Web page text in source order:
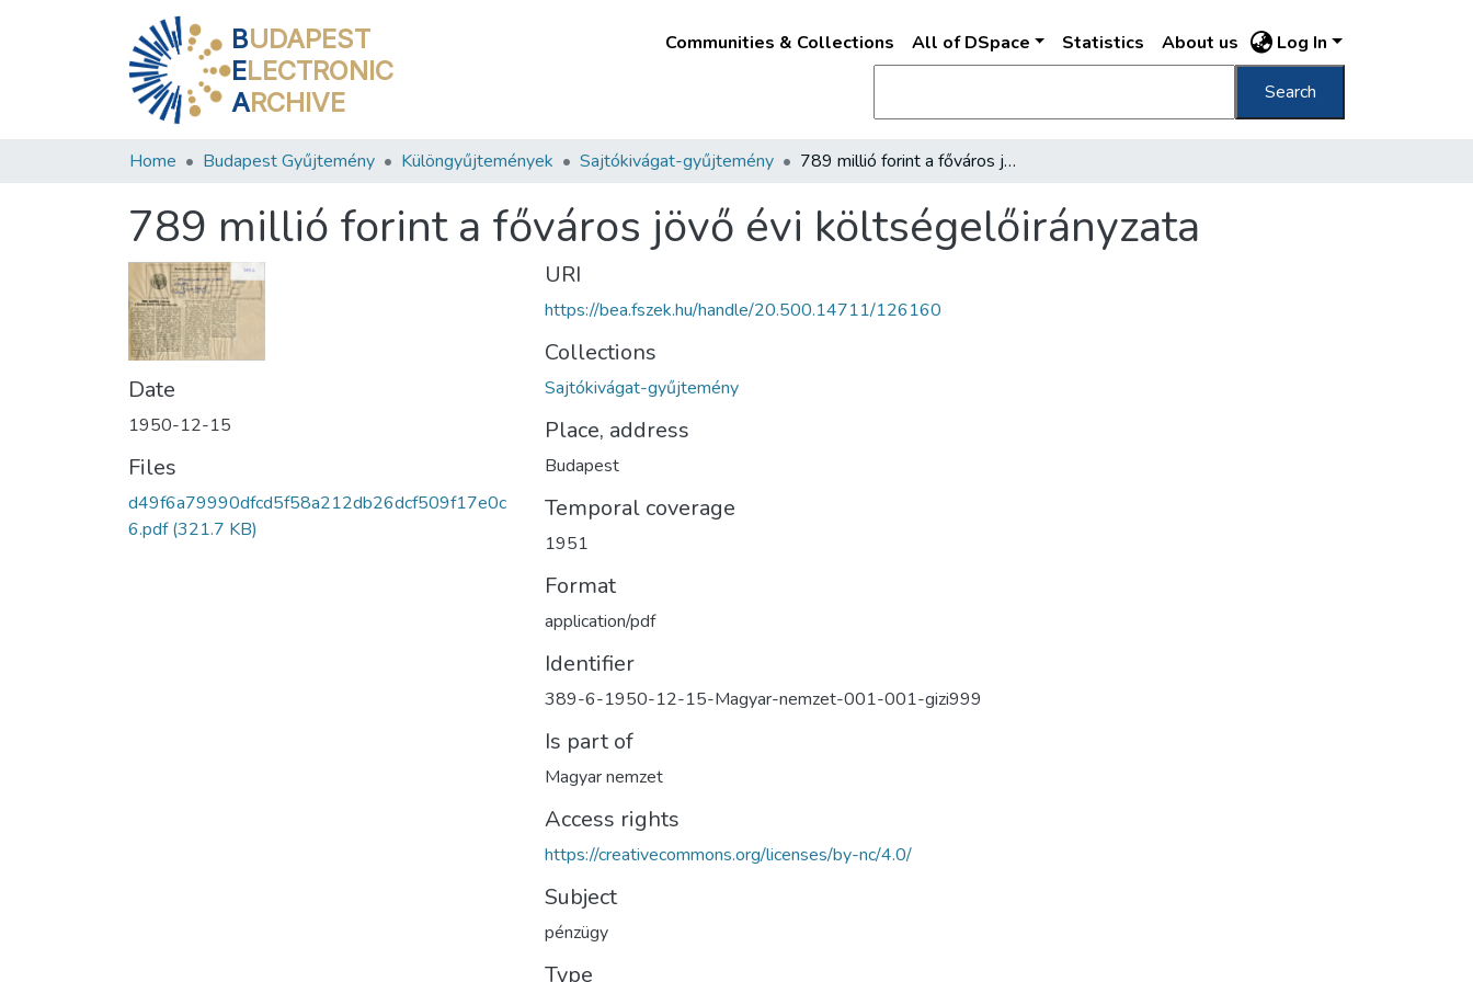
BUDAPEST
ELECTRONIC
ARCHIVE
Communities & Collections All of DSpace Statistics About us Log In
Search
Home Budapest Gyűjtemény Különgyűjtemények Sajtókivágat-gyűjtemény 789 millió forint a főváros jövő évi költségelőirányzata
789 millió forint a főváros jövő évi költségelőirányzata
Date
1950-12-15
Files
d49f6a79990dfcd5f58a212db26dcf509f17e0c
6.pdf(321.7 KB)
URI
https://bea.fszek.hu/handle/20.500.14711/126160
Collections
Sajtókivágat-gyűjtemény
Place, address
Budapest
Temporal coverage
1951
Format
application/pdf
Identifier
389-6-1950-12-15-Magyar-nemzet-001-001-gizi999
Is part of
Magyar nemzet
Access rights
https://creativecommons.org/licenses/by-nc/4.0/
Subject
pénzügy
Type